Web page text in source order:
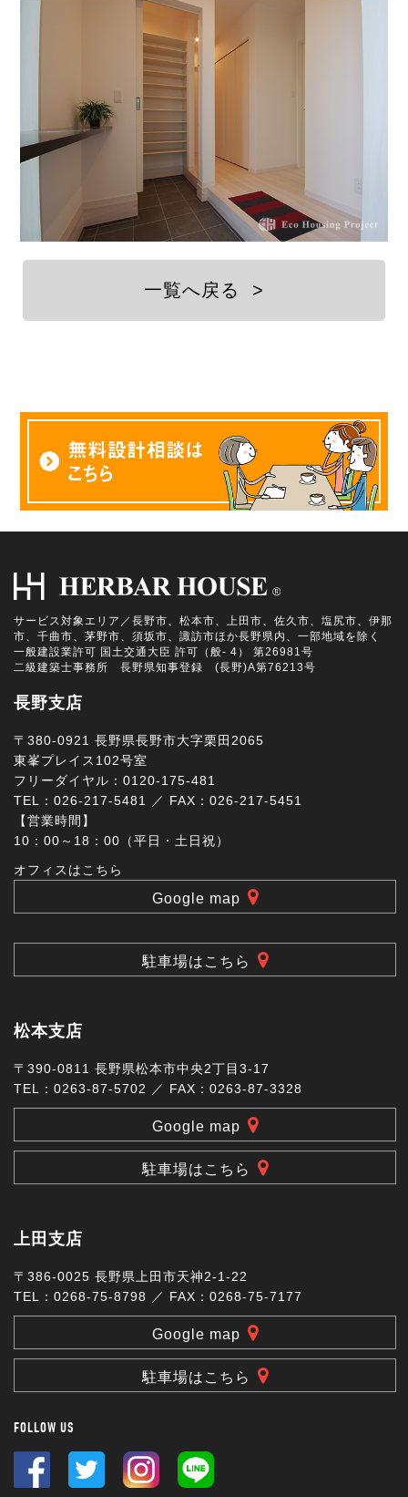
一覧へ戻る >
サービス対象エリア／長野市、松本市、上田市、佐久市、塩尻市、伊那
市、千曲市、茅野市、須坂市、諏訪市ほか長野県内、一部地域を除く
一般建設業許可 国土交通大臣 許可（般- 4） 第26981号
二級建築士事務所 長野県知事登録 (長野)A第76213号
長野支店
〒380-0921 長野県長野市大字栗田2065
東峯プレイス102号室
フリーダイヤル：0120-175-481
TEL：026-217-5481 ／ FAX：026-217-5451
【営業時間】
10：00～18：00（平日・土日祝）
オフィスはこちら
Google map
駐車場はこちら
松本支店
〒390-0811 長野県松本市中央2丁目3-17
TEL：0263-87-5702 ／ FAX：0263-87-3328
Google map
駐車場はこちら
上田支店
〒386-0025 長野県上田市天神2-1-22
TEL：0268-75-8798 ／ FAX：0268-75-7177
Google map
駐車場はこちら
FOLLOW US